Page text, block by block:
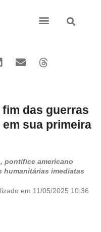
fim das guerras
em sua primeira
pontífice americano
humanitárias imediatas
em 11/05/2025 10:36